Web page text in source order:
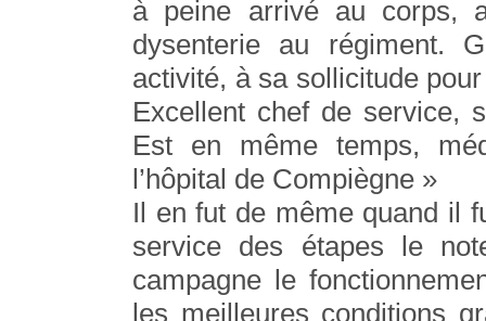
à peine arrivé au corps,
dysenterie au régiment.
activité, à sa sollicitude
Excellent chef de service,
Est en même temps,
l’hôpital de Compiègne »
Il en fut de même quand il
service des étapes le
campagne le
les meilleures conditions